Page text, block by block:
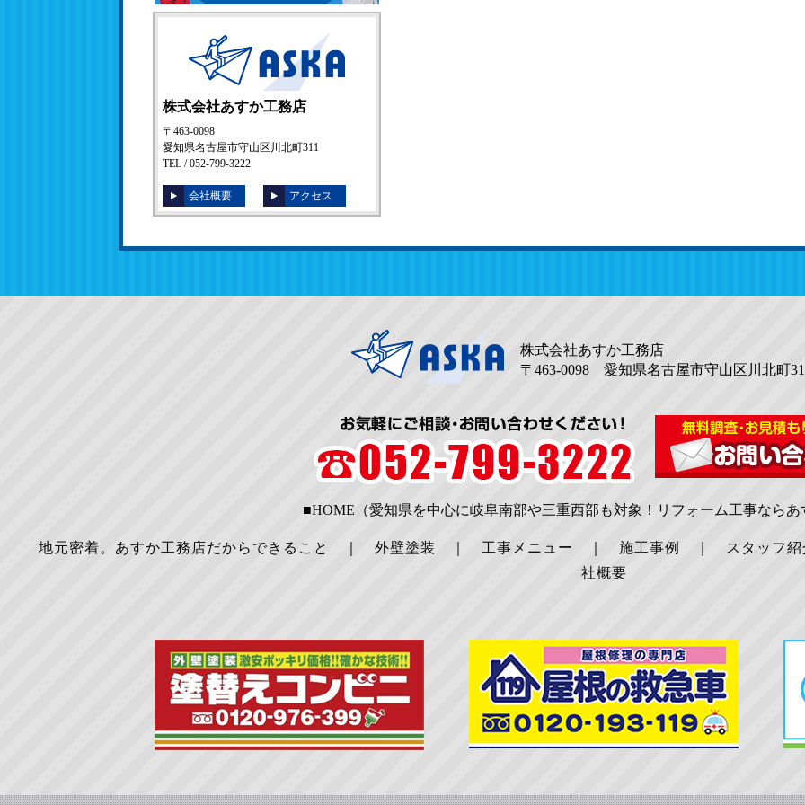
株式会社あすか工務店
〒463-0098
愛知県名古屋市守山区川北町311
TEL / 052-799-3222
会社概要 アクセス
株式会社あすか工務店
〒463-0098 愛知県名古屋市守山区川北町
■HOME（愛知県を中心に岐阜南部や三重西部も対象！リフォーム工事ならあ
地元密着。あすか工務店だからできること 外壁塗装 工事メニュー 施工事例
スタッフ
社概要